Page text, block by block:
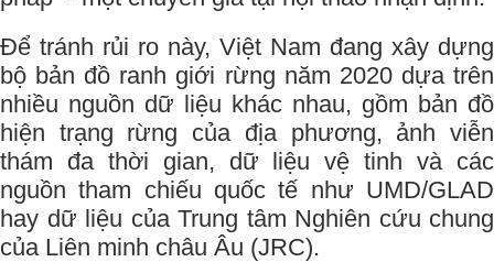
Để tránh rủi ro này, Việt Nam đang xây dựng
bộ bản đồ ranh giới rừng năm 2020 dựa trên
nhiều nguồn dữ liệu khác nhau, gồm bản đồ
hiện trạng rừng của địa phương, ảnh viễn
thám đa thời gian, dữ liệu vệ tinh và các
nguồn tham chiếu quốc tế như UMD/GLAD
hay dữ liệu của Trung tâm Nghiên cứu chung
của Liên minh châu Âu (JRC).